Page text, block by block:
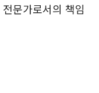
문가로서의 책임